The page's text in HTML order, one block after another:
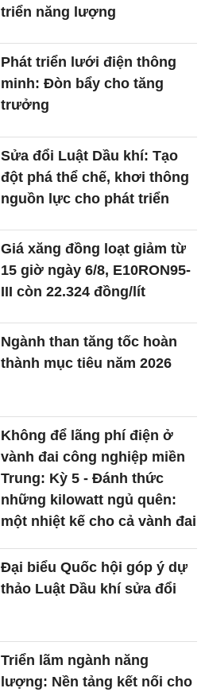
triển năng lượng
Phát triển lưới điện thông
minh: Đòn bẩy cho tăng
trưởng
Sửa đổi Luật Dầu khí: Tạo
đột phá thể chế, khơi thông
nguồn lực cho phát triển
Giá xăng đồng loạt giảm từ
15 giờ ngày 6/8, E10RON95-
III còn 22.324 đồng/lít
Ngành than tăng tốc hoàn
thành mục tiêu năm 2026
Không để lãng phí điện ở
vành đai công nghiệp miền
Trung: Kỳ 5 - Đánh thức
những kilowatt ngủ quên:
một nhiệt kế cho cả vành đai
Đại biểu Quốc hội góp ý dự
thảo Luật Dầu khí sửa đổi
Triển lãm ngành năng
lượng: Nền tảng kết nối cho